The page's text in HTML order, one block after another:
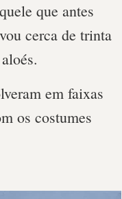
que antes
cerca de trinta
em faixas
os costumes